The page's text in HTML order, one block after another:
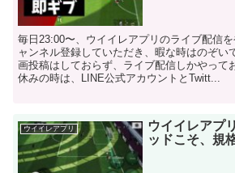
毎日23:00〜、ウイイレアプリのライブ配信
ャンネル登録していただき、暇な時はのぞい
画投稿はしておらず、ライブ配信しかやって
休みの時は、LINE公式アカウントとTwitt...
ウイイレアプリ
ウイイレアプ
ッドこそ、規